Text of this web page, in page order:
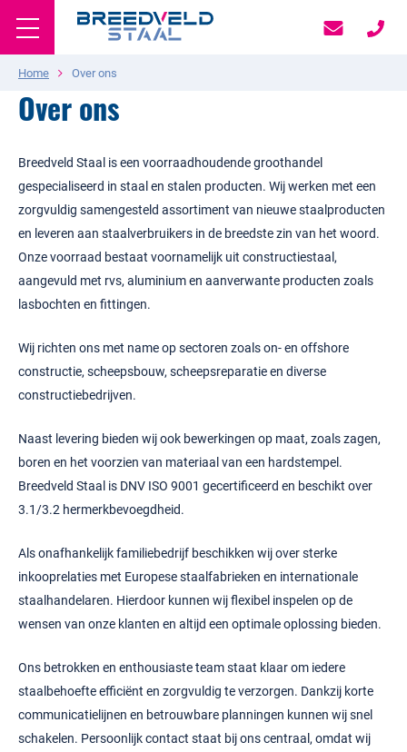
Home Over ons
Over ons
Breedveld Staal is een voorraadhoudende groothandel
gespecialiseerd in staal en stalen producten. Wij werken met een
zorgvuldig samengesteld assortiment van nieuwe staalproducten
en leveren aan staalverbruikers in de breedste zin van het woord.
Onze voorraad bestaat voornamelijk uit constructiestaal,
aangevuld met rvs, aluminium en aanverwante producten zoals
lasbochten en fittingen.
Wij richten ons met name op sectoren zoals on- en offshore
constructie, scheepsbouw, scheepsreparatie en diverse
constructiebedrijven.
Naast levering bieden wij ook bewerkingen op maat, zoals zagen,
boren en het voorzien van materiaal van een hardstempel.
Breedveld Staal is DNV ISO 9001 gecertificeerd en beschikt over
3.1/3.2 hermerkbevoegdheid.
Als onafhankelijk familiebedrijf beschikken wij over sterke
inkooprelaties met Europese staalfabrieken en internationale
staalhandelaren. Hierdoor kunnen wij flexibel inspelen op de
wensen van onze klanten en altijd een optimale oplossing bieden.
Ons betrokken en enthousiaste team staat klaar om iedere
staalbehoefte efficiënt en zorgvuldig te verzorgen. Dankzij korte
communicatielijnen en betrouwbare planningen kunnen wij snel
schakelen. Persoonlijk contact staat bij ons centraal, omdat wij